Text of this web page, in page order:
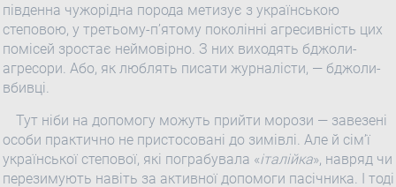
південна чужорідна порода метизує з українською
степовою, у третьому-п’ятому поколінні агресивність цих
помісей зростає неймовірно. З них виходять бджоли-
агресори. Або, як люблять писати журналісти, — бджоли-
вбивці.
Тут ніби на допомогу можуть прийти морози — завезені
особи практично не пристосовані до зимівлі. Але й сім’ї
української степової, які пограбувала «італійка», навряд чи
перезимують навіть за активної допомоги пасічника. І тоді